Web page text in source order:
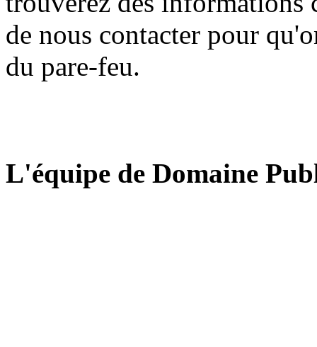
de nous contacter pour
du pare-feu.
L'équipe de Domaine